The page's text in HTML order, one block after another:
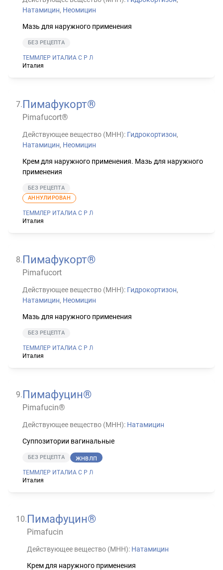
Натамицин, Неомицин
Мазь для наружного применения
БЕЗ РЕЦЕПТА
ТЕММЛЕР ИТАЛИА С Р Л
Италия
7.Пимафукорт®
Pimafucort®
Действующее вещество (МНН): Гидрокортизон,
Натамицин, Неомицин
Крем для наружного применения. Мазь для наружного
применения
БЕЗ РЕЦЕПТА
ТЕММЛЕР ИТАЛИА С Р Л
Италия
АННУЛИРОВАН
8.Пимафукорт®
Pimafucort
Действующее вещество (МНН): Гидрокортизон,
Натамицин, Неомицин
Мазь для наружного применения
БЕЗ РЕЦЕПТА
ТЕММЛЕР ИТАЛИА С Р Л
Италия
9.Пимафуцин®
Pimafucin®
Действующее вещество (МНН): Натамицин
Суппозитории вагинальные
БЕЗ РЕЦЕПТА ЖНВЛП
ТЕММЛЕР ИТАЛИА С Р Л
Италия
10.Пимафуцин®
Pimafucin
Действующее вещество (МНН): Натамицин
Крем для наружного применения